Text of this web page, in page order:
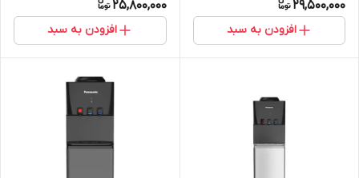
29,500,000
افزودن به سبد
25,800,000
افزودن به سبد